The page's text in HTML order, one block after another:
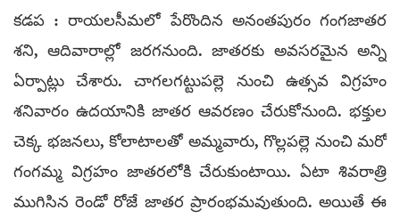
కడప : రాయలసీమలో పేరొందిన అనంతపురం గంగజాతర
శని, ఆదివారాల్లో జరగనుంది. జాతరకు అవసరమైన అన్ని
ఏర్పాట్లు చేశారు. చాగలగట్టుపల్లె నుంచి ఉత్సవ విగ్రహం
శనివారం ఉదయానికి జాతర ఆవరణం చేరుకోనుంది. భక్తుల
చెక్క భజనలు, కోలాటాలతో అమ్మవారు, గొల్లపల్లె నుంచి మరో
గంగమ్మ విగ్రహం జాతరలోకి చేరుకుంటాయి. ఏటా శివరాత్రి
ముగిసిన రెండో రోజే జాతర ప్రారంభమవుతుంది. అయితే ఈ